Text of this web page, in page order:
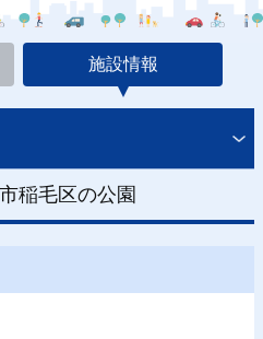
施設情報
稲毛区の公園